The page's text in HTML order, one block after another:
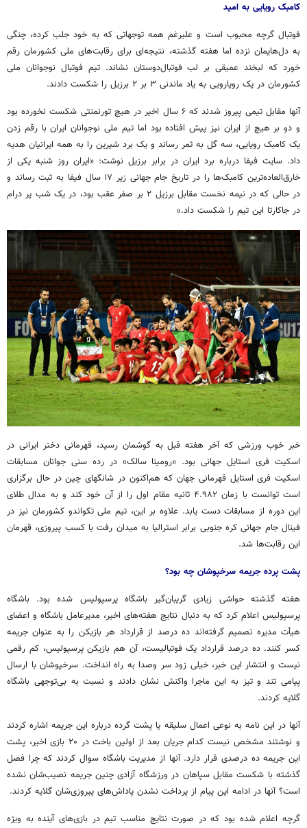
کامبک رویایی به امید
فوتبال گرچه محبوب است و علیرغم همه توجهاتی که به خود جلب کرده، چنگی
به دل‌هایمان نزده اما هفته گذشته، نتیجه‌ای برای رقابت‌های ملی کشورمان رقم
خورد که لبخند عمیقی بر لب فوتبال‌دوستان نشاند. تیم فوتبال نوجوانان ملی
کشورمان در یک رویارویی به یاد ماندنی ۳ بر ۲ برزیل را شکست دادند.
آنها مقابل تیمی پیروز شدند که ۶ سال اخیر در هیچ
تورنمنتی شکست نخورده بود
و دو بر هیچ از ایران نیز پیش افتاده بود اما تیم ملی نوجوانان ایران با رقم زدن
یک کامبک رویایی، سه گل به ثمر رساند و یک برد شیرین را به همه ایرانیان هدیه
داد. سایت فیفا درباره برد ایران در برابر برزیل نوشت: «ایران روز شنبه یکی از
خارق‌العاده‌ترین کامبک‌ها را در تاریخ جام جهانی زیر ۱۷ سال فیفا به ثبت رساند و
درحالی که
در نیمه نخست مقابل برزیل ۲ بر صفر عقب بود، در یک شب پر درام
در جاکارتا این تیم را شکست داد.»
خبر خوب ورزشی که آخر هفته قبل به گوشمان رسید، قهرمانی دختر ایرانی در
اسکیت فری استایلجهانی بود. «رومینا سالک» در رده سنی جوانان مسابقات
اسکیت فری استایل قهرمانی جهان که هم‌اکنون در شانگهای چین در حال برگزاری
است توانست با زمان ۴.۹۸۲ ثانیه مقام اول را از آن خود کند و به مدال طلای
این دوره از مسابقات دست یابد. علاوه بر این، تیم ملی تکواندو کشورمان نیز در
فینال جام جهانی کره جنوبی برابر استرالیا به میدان رفت با کسب پیروزی، قهرمان
این رقابت‌ها شد.
پشت پرده جریمه سرخپوشان چه بود؟
هفته گذشته حواشی زیادی گریبان‌گیر باشگاه پرسپولیس شده بود. باشگاه
پرسپولیس اعلام کرد که به دنبال نتایج هفته‌های اخیر، مدیرعامل باشگاه و اعضای
هیأت مدیره تصمیم گرفته‌اند ده درصد از قرارداد هر بازیکن را به عنوان جریمه
کسر کنند. ده درصد قرارداد یک فوتبالیست، آن هم بازیکن پرسپولیس، کم رقمی
نیست و انتشار این خبر، خیلی زود سر وصدا به راه انداخت. سرخپوشان با ارسال
پیامی تند و تیز به اینماجرا واکنش نشان دادند و نسبت به بی‌توجهی باشگاه
گلایه کردند.
آنها در این نامه به نوعی اعمال سلیقه یا پشت گرده درباره این جریمه اشاره کردند
و نوشتند مشخص نیست کدام جریان بعد از اولین باخت در ۲۰ بازی اخیر، پشت
این جریمه ده درصدی قرار دارد. آنها از مدیریت باشگاه سوال کردند که چرا فصل
گذشته با شکست مقابل سپاهان در ورزشگاه آزادی چنین جریمه نصیب‌شان نشده
است؟ آنها در ادامه این پیام از پرداخت نشدن پاداش‌های پیروزی‌شان گلایه کردند.
گرچه اعلام شده بود که در صورت نتایج مناسب تیم در بازی‌های آینده به ویژه